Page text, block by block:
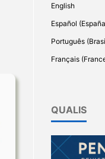
English
Español
Português
Français
QUALIS